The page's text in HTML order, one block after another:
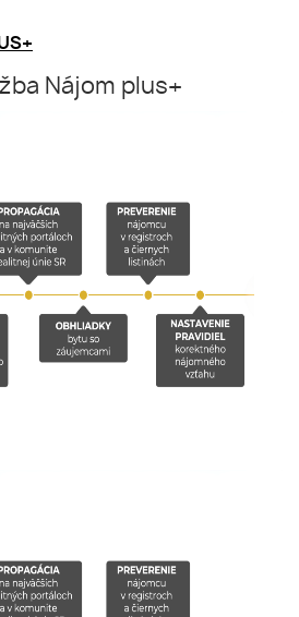
Nájom plus+